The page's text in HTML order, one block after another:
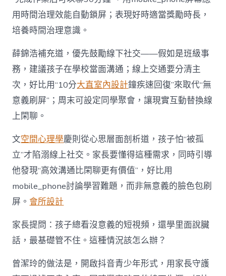
用時間治理效能自動鎖屏；表現好時適當獎勵時長，
培養時間治理意識。
薛錦浩補充道，優先鼓勵線下社交——假如是班級事
務，建議孩子在學校當面溝通；線上交通要分清主
次，好比用“10分大直室內設計鐘疾速回復”來取代“無
意義刷屏”；周末可設定同學聚會，讓現實互動替換線
上閑聊。
文空間心理學慶則從心思層面剖析道，孩子怕“被孤
立”才陷溺線上社交。家長要懂得這種需求，同時引導
他發現“高效溝通比閑聊更有價值”，好比用
mobile_phone討論學習難題，而非無意義的臉色包刷
屏。會所設計
家長提問：孩子總看沒意義的短視頻，還學里面說臟
話，最基礎管不住。這種情況該怎么辦？
曾潔玲的做法是，開啟抖音青少年形式，用家長守護